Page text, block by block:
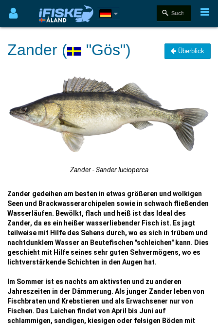
Zander ( "Gös") Überblick
Zander - Sander lucioperca
Zander gedeihen am besten in etwas größeren und wolkigen
Seen und Brackwasserarchipelen sowie in schwach fließenden
Wasserläufen. Bewölkt, flach und heiß ist das Ideal des
Zander, da es ein heißer wasserliebender Fisch ist. Es jagt
teilweise mit Hilfe des Sehens durch, wo es sich in trübem und
nachtdunklem Wasser an Beutefischen "schleichen" kann. Dies
geschieht mit Hilfe seines sehr guten Sehvermögens, wo es
lichtverstärkende Schichten in den Augen hat.
Im Sommer ist es nachts am aktivsten und zu anderen
Jahreszeiten in der Dämmerung. Als junger Zander leben von
Fischbraten und Krebstieren und als Erwachsener nur von
Fischen. Das Laichen findet von April bis Juni auf
schlammigen, sandigen, kiesigen oder felsigen Böden mit